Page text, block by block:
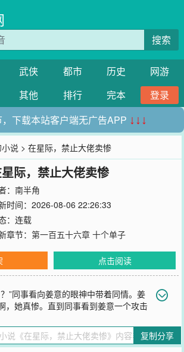
搜索
武侠 都市 历史
网游
其他 排行 完本
登录
下载本站客户端无广告APP ↓↓↓
说 > 在星际，禁止大佬卖惨
际，禁止大佬卖惨
： 南半角
时间：2026-08-06 22:26:33
：连载
章节： 第一百五十六章 十个单子
点击阅读
”同事看向姜意的眼神中带着同情。姜
，她真惨。直到同事看到姜意一个攻击
还拿身份压你，要娶你？”朋友听着姜意害怕的
出血路把姜意带走。当天却看到星际各大世家
复制分享